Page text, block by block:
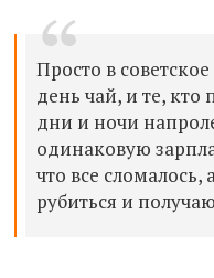
Просто в
день чай, и те, кто
дни и ночи
одинаковую
что все
рубиться и